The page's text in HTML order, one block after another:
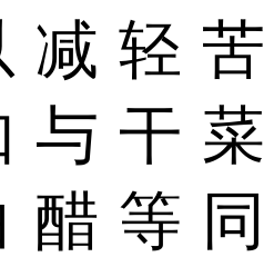
减轻苦
与干菜
醋等同